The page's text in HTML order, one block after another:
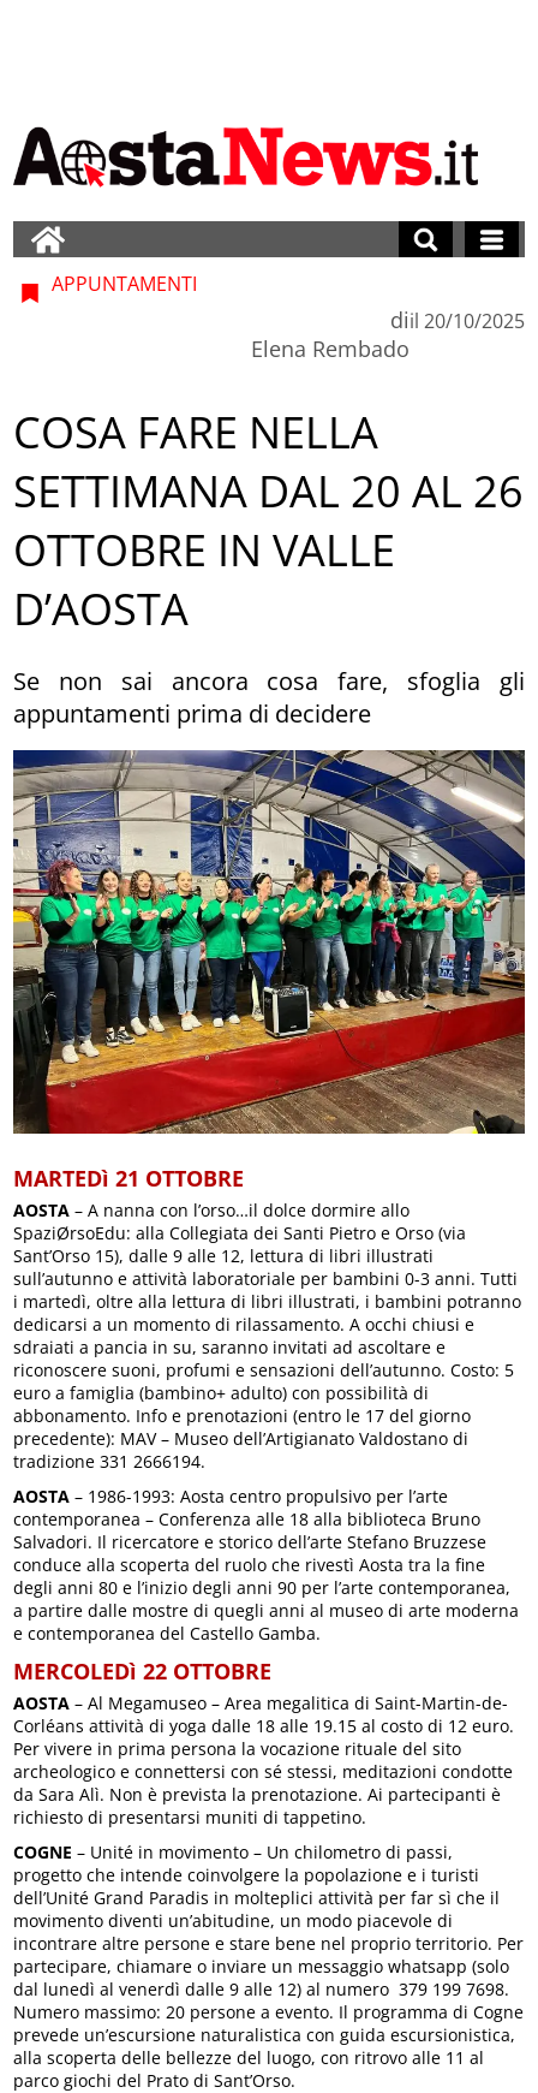
APPUNTAMENTI
di
Elena Rembado
il 20/10/2025
COSA FARE NELLA
SETTIMANA DAL 20 AL 26
OTTOBRE IN VALLE
D’AOSTA
Se non sai ancora cosa fare, sfoglia gli
appuntamenti prima di decidere
MARTEDì 21 OTTOBRE
AOSTA – A nanna con l’orso…il dolce dormire allo
SpaziØrsoEdu: alla Collegiata dei Santi Pietro e Orso (via
Sant’Orso 15), dalle 9 alle 12, lettura di libri illustrati
sull’autunno e attività laboratoriale per bambini 0-3 anni. Tutti
i martedì, oltre alla lettura di libri illustrati, i bambini potranno
dedicarsi a un momento di rilassamento. A occhi chiusi e
sdraiati a pancia in su, saranno invitati ad ascoltare e
riconoscere suoni, profumi e sensazioni dell’autunno. Costo: 5
euro a famiglia (bambino+ adulto) con possibilità di
abbonamento. Info e prenotazioni (entro le 17 del giorno
precedente): MAV – Museo dell’Artigianato Valdostano di
tradizione 331 2666194.
AOSTA – 1986-1993: Aosta centro propulsivo per l’arte
contemporanea – Conferenza alle 18 alla biblioteca Bruno
Salvadori. Il ricercatore e storico dell’arte Stefano Bruzzese
conduce alla scoperta del ruolo che rivestì Aosta tra la fine
degli anni 80 e l’inizio degli anni 90 per l’arte contemporanea,
a partire dalle mostre di quegli anni al museo di arte moderna
e contemporanea del Castello Gamba.
MERCOLEDì 22 OTTOBRE
AOSTA – Al Megamuseo – Area megalitica di Saint-Martin-de-
Corléans attività di yoga dalle 18 alle 19.15 al costo di 12 euro.
Per vivere in prima persona la vocazione rituale del sito
archeologico e connettersi con sé stessi, meditazioni condotte
da Sara Alì. Non è prevista la prenotazione. Ai partecipanti è
richiesto di presentarsi muniti di tappetino.
COGNE – Unité in movimento – Un chilometro di passi,
progetto che intende coinvolgere la popolazione e i turisti
dell’Unité Grand Paradis in molteplici attività per far sì che il
movimento diventi un’abitudine, un modo piacevole di
incontrare altre persone e stare bene nel proprio territorio. Per
partecipare, chiamare o inviare un messaggio whatsapp (solo
dal lunedì al venerdì dalle 9 alle 12) al numero 379 199 7698.
Numero massimo: 20 persone a evento. Il programma di Cogne
prevede un’escursione naturalistica con guida escursionistica,
alla scoperta delle bellezze del luogo, con ritrovo alle 11 al
parco giochi del Prato di Sant’Orso.